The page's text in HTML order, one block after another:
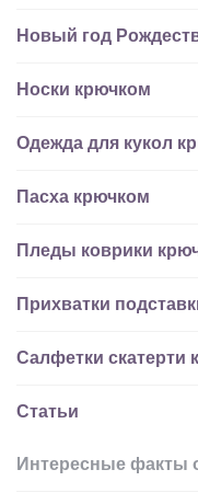
Новый год
Носки крючком
Одежда для кукол
Пасха крючком
Пледы коврики
Прихватки
Салфетки скатерти
Статьи
Интересные факты